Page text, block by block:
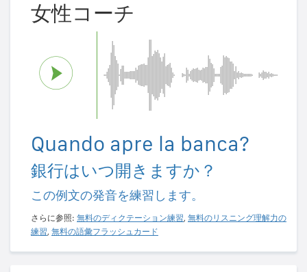
女性コーチ
Quando apre la banca?
銀行はいつ開きますか？
この例文の発音を練習します。
さらに参照: 無料のディクテーション練習, 無料のリスニング理解力の
練習, 無料の語彙フラッシュカード